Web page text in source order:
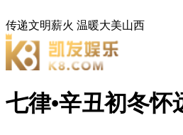
传递文明薪火 温暖大美山西
七律•辛丑初冬怀